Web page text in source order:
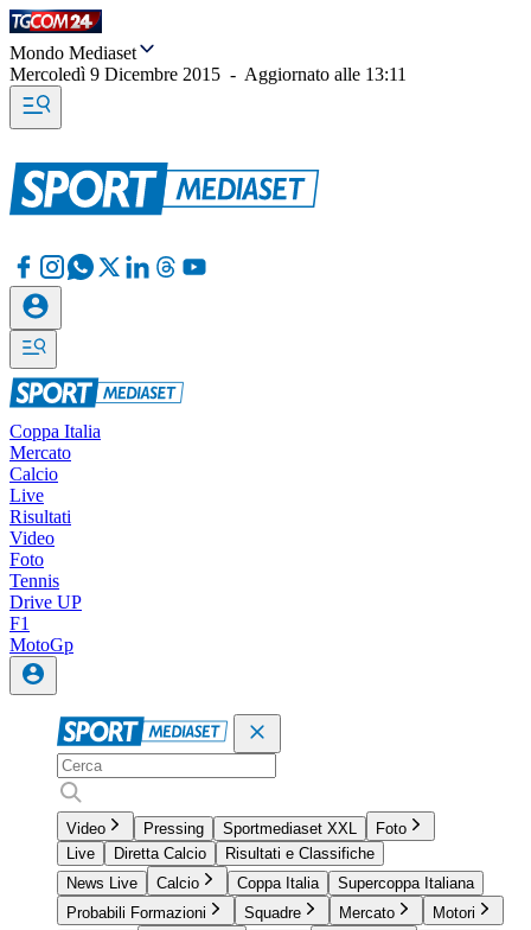
Mondo Mediaset
Mercoledì 9 Dicembre 2015 - Aggiornato alle 13:11
Coppa Italia
Mercato
Calcio
Live
Risultati
Video
Foto
Tennis
Drive UP
F1
MotoGp
Video Pressing Sportmediaset XXL
Foto
Live
Diretta Calcio
Risultati e Classifiche
News Live
Calcio Coppa Italia
Supercoppa Italiana
Probabili Formazioni
Squadre Mercato
Motori